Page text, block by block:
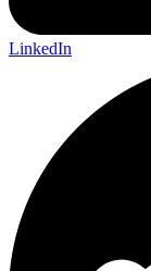
LinkedIn